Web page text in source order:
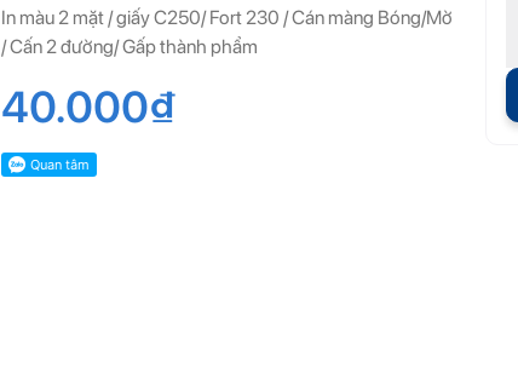
In màu 2 mặt / giấy C250/ Fort 230 / Cán màng Bóng/Mờ
/ Cấn 2 đường/ Gấp thành phẩm
40.000₫